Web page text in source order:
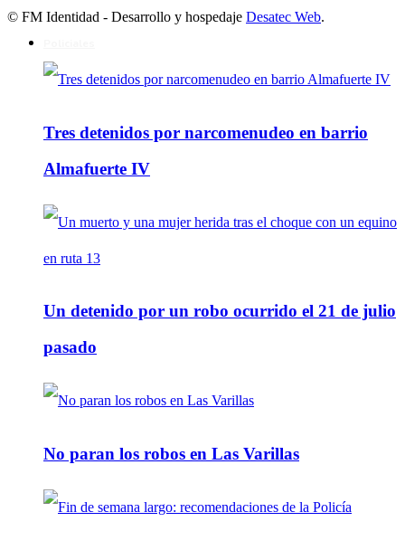
Tres detenidos por narcomenudeo en barrio
Almafuerte IV
Un detenido por un robo ocurrido el 21 de julio
pasado
No paran los robos en Las Varillas
© FM Identidad - Desarrollo y hospedaje Desatec Web.